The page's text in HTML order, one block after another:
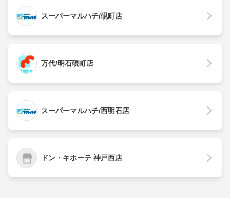
スーパーマルハチ/硯町店
万代/明石硯町店
スーパーマルハチ/西明石店
ドン・キホーテ 神戸西店